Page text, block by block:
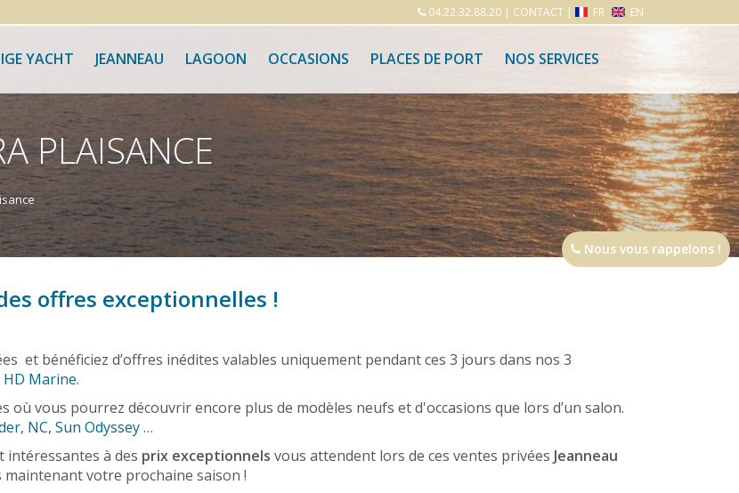
04.22.32.88.20| CONTACT| FR EN
YACHT JEANNEAU LAGOON OCCASIONS PLACES DE PORT NOS SERVICES
PLAISANCE
offres exceptionnelles !
et bénéficiez d’offres inédites valables uniquement pendant ces 3 jours dans nos 3
HD Marine.
où vous pourrez découvrir encore plus de modèles neufs et d'occasions que lors d’un salon.
, NC, Sun Odyssey…
intéressantes à des prix exceptionnels vous attendent lors de ces ventes privées Jeanneau
votre prochaine saison !
Nous vous rappelons !